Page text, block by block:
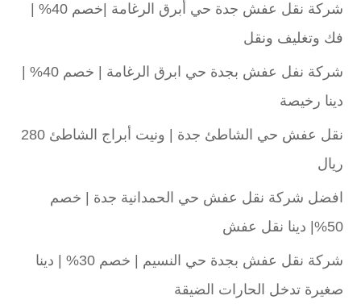
شركة نقل عفش جدة حي أبرق الرغامة |خصم 40% |
فك وتغليف ونقل
شركة نفل عفش بجدة حي ابرق الرغامة | خصم 40% |
دينا رخيصة
نقل عفش حي الشاطئ جدة | ونيت أبراج الشاطئ 280
ريال
افضل شركة نقل عفش حي الحمدانية جدة | خصم
50%| دينا نقل عفش
شركة نقل عفش بجدة حي النسيم | خصم 30% | دينا
صغيرة تدخل الحارات الضيقة